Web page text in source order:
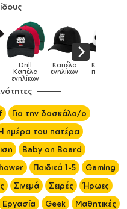
Καπέλα
παιδικά Κούπες
Για την δασκάλα/ο
ημέρα του πατέρα
Baby on Board
Παιδικά 1-5
Gaming
Σινεμά Σειρές
Ήρωες
Εργασία Geek
Μαθητικές